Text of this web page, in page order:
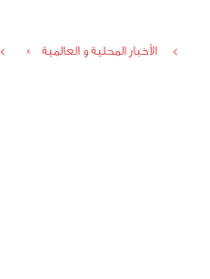
الأخبار المحلية و العالمية ›